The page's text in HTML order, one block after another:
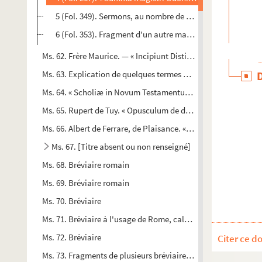
5 (Fol. 349). Sermons, au nombre de 6, pour
6 (Fol. 353). Fragment d'un autre manuscrit de sermons ;
Ms. 62. Frère Maurice. — « Incipiunt Distinctiones fratris
Ms. 63. Explication de quelques termes difficiles du texte
Ms. 64. « Scholiæ in Novum Testamentum. » Remarques sur
Ms. 65. Rupert de Tuy. « Opusculum de divinis officiis per anni
Ms. 66. Albert de Ferrare, de Plaisance. « De horis canonicis »
Ms. 67. [Titre absent ou non renseigné]
Ms. 68. Bréviaire romain
Ms. 69. Bréviaire romain
Ms. 70. Bréviaire
Ms. 71. Bréviaire à l'usage de Rome, calendrier à l'usage de
Ms. 72. Bréviaire
Ms. 73. Fragments de plusieurs bréviaires des XIV
Citer ce